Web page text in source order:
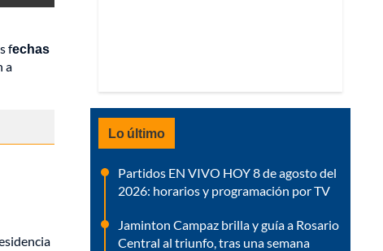
fechas
a
Lo último
Partidos EN VIVO HOY 8 de agosto del
2026: horarios y programación por TV
Jaminton Campaz brilla y guía a Rosario
Central al triunfo, tras una semana